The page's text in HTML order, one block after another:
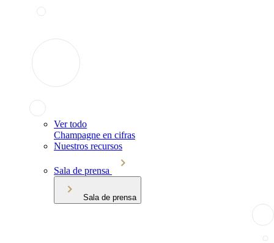
Ver todo
Champagne en cifras
Nuestros recursos
Sala de prensa
Sala de prensa